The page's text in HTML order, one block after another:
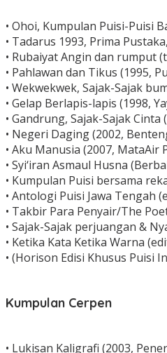
• Ohoi, Kumpulan Puisi-Puisi
• Tadarus 1993, Prima
• Rubaiyat Angin dan rumput
• Pahlawan dan Tikus (1995,
• Wekwekwek, Sajak-Sajak
• Gelap Berlapis-lapis (1998,
• Gandrung, Sajak-Sajak
• Negeri Daging (2002,
• Aku Manusia (2007, MataAir
• Syi‘iran Asmaul Husna
• Kumpulan Puisi bersama
• Antologi Puisi Jawa Tengah
• Takbir Para Penyair/The
• Sajak-Sajak perjuangan &
• Ketika Kata Ketika Warna
• (Horison Edisi Khusus Puisi
Kumpulan Cerpen
• Lukisan Kaligrafi (2003,